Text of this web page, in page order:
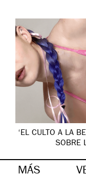
‘EL CULTO A LA
SOBRE
MÁS